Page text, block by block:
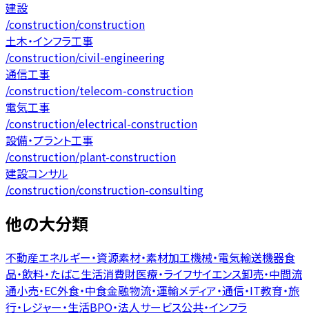
建設
/construction/construction
土木・インフラ工事
/construction/civil-engineering
通信工事
/construction/telecom-construction
電気工事
/construction/electrical-construction
設備・プラント工事
/construction/plant-construction
建設コンサル
/construction/construction-consulting
他の大分類
不動産エネルギー・資源素材・素材加工機械・電気輸送機器食
品・飲料・たばこ生活消費財医療・ライフサイエンス卸売・中間流
通小売・EC外食・中食金融物流・運輸メディア・通信・IT教育・旅
行・レジャー・生活BPO・法人サービス公共・インフラ